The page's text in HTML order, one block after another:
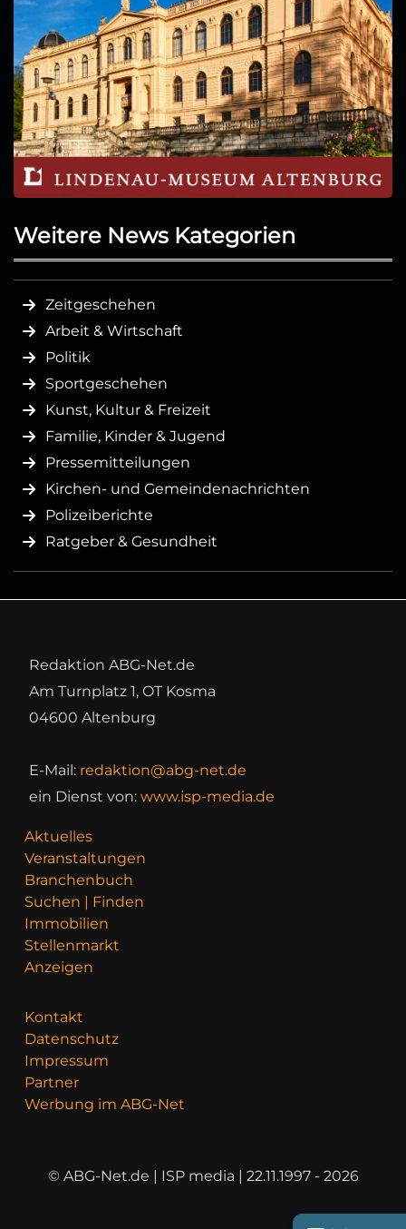
Weitere News Kategorien
Zeitgeschehen
Arbeit & Wirtschaft
Politik
Sportgeschehen
Kunst, Kultur & Freizeit
Familie, Kinder & Jugend
Pressemitteilungen
Kirchen- und Gemeindenachrichten
Polizeiberichte
Ratgeber & Gesundheit
Redaktion ABG-Net.de
Am Turnplatz 1, OT Kosma
04600 Altenburg
E-Mail: redaktion@abg-net.de
ein Dienst von: www.isp-media.de
Aktuelles
Veranstaltungen
Branchenbuch
Suchen | Finden
Immobilien
Stellenmarkt
Anzeigen
Kontakt
Datenschutz
Impressum
Partner
Werbung im ABG-Net
© ABG-Net.de | ISP media | 22.11.1997 - 2026